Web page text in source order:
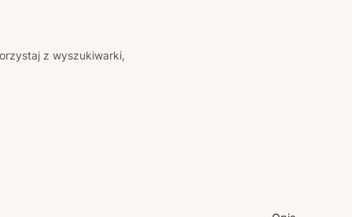
z wyszukiwarki,